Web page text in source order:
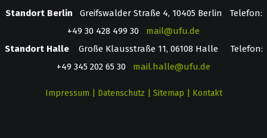
Standort Berlin ­ Greifswalder Straße 4, 10405 Berlin Telefon:
+49 30 428 499 30 mail@ufu.de
Standort HalleGroße Klausstraße 11, 06108 Halle Telefon:
+49 345 202 65 30 mail.halle@ufu.de
Impressum Datenschutz Sitemap Kontakt